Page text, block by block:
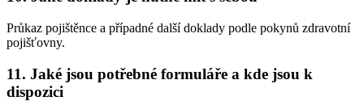
Průkaz pojištěnce a případné další doklady podle pokynů zdravotní
pojišťovny.
11. Jaké jsou potřebné formuláře a kde jsou k
dispozici